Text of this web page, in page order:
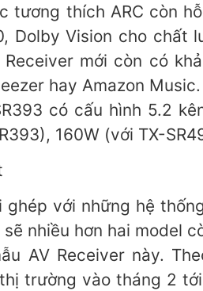
thích ARC còn
Dolby Vision cho chất
mới còn có
hay Amazon Music.
có cấu hình 5.2
160W (với TX-
với những hệ
nhiều hơn hai model
AV Receiver này.
trường vào tháng 2